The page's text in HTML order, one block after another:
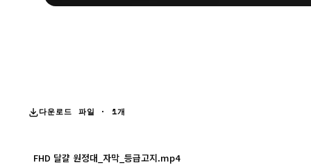
다운로드 파일 · 1개
FHD 달걀 원정대_자막_등급고지.mp4